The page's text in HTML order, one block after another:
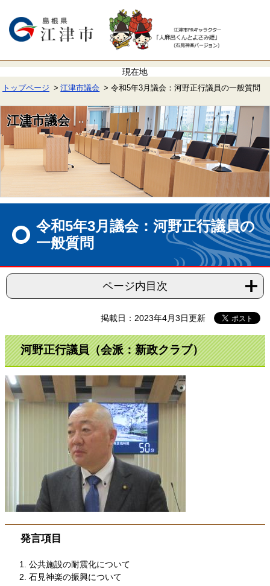
で
ば
本トップページ 江津市議会 令和5年3月議会：河野正行議員の一般質問
江津市議会
令和5年3月議会：河野正行議員の
一般質問
ページ内目次
掲載日：2023年4月3日更新
河野正行議員（会派：新政クラブ）
発言項目
公共施設の耐震化について
石見神楽の振興について